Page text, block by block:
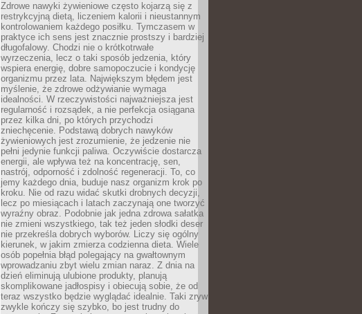
Zdrowe nawyki żywieniowe często kojarzą się z
restrykcyjną dietą, liczeniem kalorii i nieustannym
kontrolowaniem każdego posiłku. Tymczasem w
praktyce ich sens jest znacznie prostszy i bardziej
długofalowy. Chodzi nie o krótkotrwałe
wyrzeczenia, lecz o taki sposób jedzenia, który
wspiera energię, dobre samopoczucie i kondycję
organizmu przez lata. Największym błędem jest
myślenie, że zdrowe odżywianie wymaga
idealności. W rzeczywistości najważniejsza jest
regularność i rozsądek, a nie perfekcja osiągana
przez kilka dni, po których przychodzi
zniechęcenie. Podstawą dobrych nawyków
żywieniowych jest zrozumienie, że jedzenie nie
pełni jedynie funkcji paliwa. Oczywiście dostarcza
energii, ale wpływa też na koncentrację, sen,
nastrój, odporność i zdolność regeneracji. To, co
jemy każdego dnia, buduje nasz organizm krok po
kroku. Nie od razu widać skutki drobnych decyzji,
lecz po miesiącach i latach zaczynają one tworzyć
wyraźny obraz. Podobnie jak jedna zdrowa sałatka
nie zmieni wszystkiego, tak też jeden słodki deser
nie przekreśla dobrych wyborów. Liczy się ogólny
kierunek, w jakim zmierza codzienna dieta. Wiele
osób popełnia błąd polegający na gwałtownym
wprowadzaniu zbyt wielu zmian naraz. Z dnia na
dzień eliminują ulubione produkty, planują
skomplikowane jadłospisy i obiecują sobie, że od
teraz wszystko będzie wyglądać idealnie. Taki zryw
zwykle kończy się szybko, bo jest trudny do